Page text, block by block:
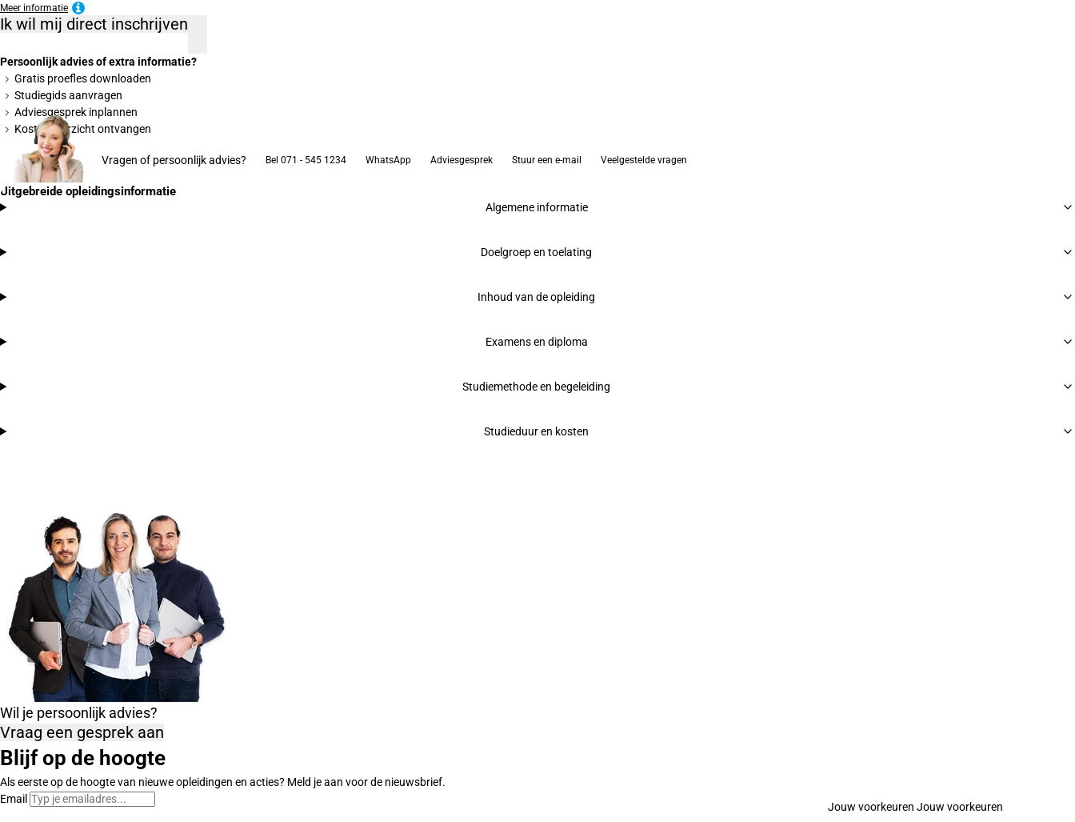
Meer informatie
Ik wil mij direct inschrijven
Persoonlijk advies of extra informatie?
Gratis proefles downloaden
Studiegids aanvragen
Adviesgesprek inplannen
Kostenoverzicht ontvangen
Vragen of persoonlijk advies? Bel 071 - 545 1234 WhatsApp Adviesgesprek Stuur een e-mail Veelgestelde vragen
Uitgebreide opleidingsinformatie
Algemene informatie
Doelgroep en toelating
Inhoud van de opleiding
Examens en diploma
Studiemethode en begeleiding
Studieduur en kosten
Wil je persoonlijk advies?
Vraag een gesprek aan
Blijf op de hoogte
Als eerste op de hoogte van nieuwe opleidingen en acties? Meld je aan voor de nieuwsbrief.
Email
Jouw voorkeuren